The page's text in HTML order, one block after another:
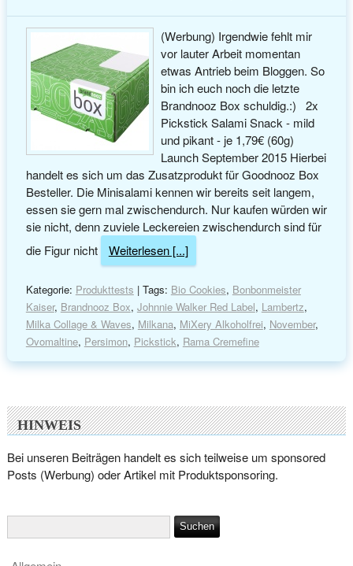
(Werbung) Irgendwie fehlt mir
vor lauter Arbeit momentan
etwas Antrieb beim Bloggen. So
bin ich euch noch die letzte
Brandnooz Box schuldig.:) 2x
Pickstick Salami Snack - mild
und pikant - je 1,79€ (60g)
Launch September 2015 Hierbei
handelt es sich um das Zusatzprodukt für Goodnooz Box
Besteller. Die Minisalami kennen wir bereits seit langem,
essen sie gern mal zwischendurch. Nur kaufen würden wir
sie nicht, denn zuviele Leckereien zwischendurch sind für
die Figur nicht
Weiterlesen [...]
Kategorie: Produkttests | Tags: Bio Cookies, Bonbonmeister
Kaiser, Brandnooz Box, Johnnie Walker Red Label, Lambertz,
Milka Collage & Waves, Milkana, MiXery Alkoholfrei, November,
Ovomaltine, Persimon, Pickstick, Rama Cremefine
HINWEIS
Bei unseren Beiträgen handelt es sich teilweise um sponsored
Posts (Werbung) oder Artikel mit Produktsponsoring.